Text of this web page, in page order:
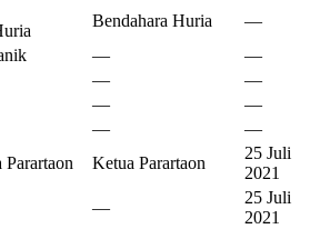
Bendahara Huria
—
—
—
—
—
—
—
—
—
Parartaon Ketua Parartaon
25 Juli
2021
—
25 Juli
2021